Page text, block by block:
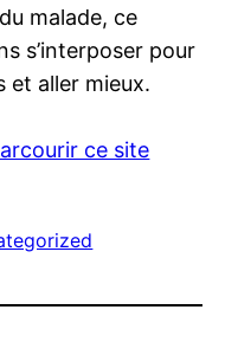
malade, ce
s’interposer pour
et aller mieux.
ce site